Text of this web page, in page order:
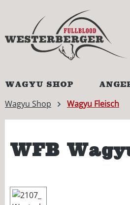
Zur Hauptnavigation
WAGYU SHOP
Wagyu Shop
Wagyu Fleisch
WFB
Bildergalerie überspringen